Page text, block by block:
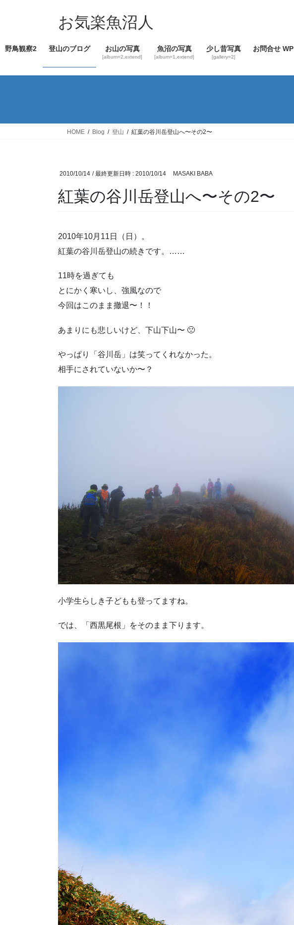
ツ
ス
シ
ン
お気楽魚沼人
野鳥観察2 登山のブログ お山の写真
[album=2,extend]
魚沼の写真
[album=1,extend]
少し昔写真
[gallery=2]
お問合せ WP
HOME Blog 登山 紅葉の谷川岳登山へ〜その2〜
2010/10/14 / 最終更新日時 : 2010/10/14 MASAKI BABA
紅葉の谷川岳登山へ〜その2〜
2010年10月11日（日）。
紅葉の谷川岳登山の続きです。……
11時を過ぎても
とにかく寒いし、強風なので
今回はこのまま撤退〜！！
あまりにも悲しいけど、下山下山〜 🙁
やっぱり「谷川岳」は笑ってくれなかった。
相手にされていないか〜？
小学生らしき子どもも登ってますね。
では、「西黒尾根」をそのまま下ります。